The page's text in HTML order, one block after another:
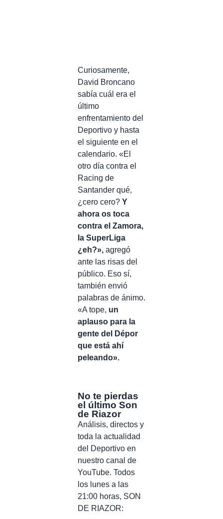
Curiosamente,
David Broncano
sabía cuál era el
último
enfrentamiento del
Deportivo y hasta
el siguiente en el
calendario. «El
otro día contra el
Racing de
Santander qué,
¿cero cero? Y
ahora os toca
contra el Zamora,
la SuperLiga
¿eh?», agregó
ante las risas del
público. Eso sí,
también envió
palabras de ánimo.
«A tope, un
aplauso para la
gente del Dépor
que está ahí
peleando».
No te pierdas
el último Son
de Riazor
Análisis, directos y
toda la actualidad
del Deportivo en
nuestro canal de
YouTube. Todos
los lunes a las
21:00 horas, SON
DE RIAZOR: